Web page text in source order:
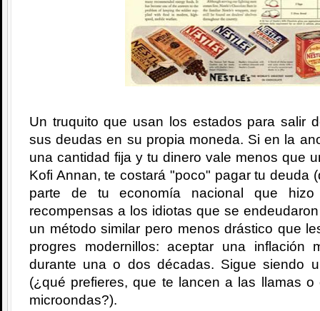
Un truquito que usan los estados para salir
sus deudas en su propia moneda. Si en la
una cantidad fija y tu dinero vale menos que
Kofi Annan, te costará "poco" pagar tu deuda
parte de tu economía nacional que
recompensas a los idiotas que se
un método similar pero menos drástico que
progres modernillos: aceptar una inflación
durante una o dos décadas. Sigue siendo
(¿qué prefieres, que te lancen a las llamas
microondas?).